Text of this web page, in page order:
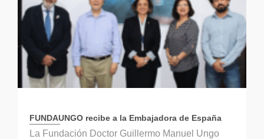
FUNDAUNGO recibe a la Embajadora de España
La Fundación Doctor Guillermo Manuel Ungo